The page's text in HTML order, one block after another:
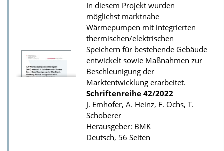
z
u
r
P
u
b
l
i
k
a
In diesem Projekt wurden
möglichst marktnahe
Wärmepumpen mit integrierten
thermischen/elektrischen
Speichern für bestehende Gebäude
entwickelt sowie Maßnahmen zur
Beschleunigung der
Marktentwicklung erarbeitet.
Schriftenreihe 42/2022
J. Emhofer, A. Heinz, F. Ochs, T.
Schoberer
Herausgeber: BMK
Deutsch, 56 Seiten